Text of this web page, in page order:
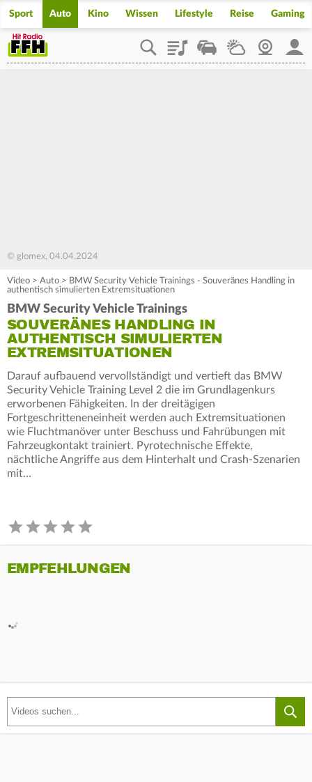
Sport Auto Kino Wissen Lifestyle Reise Gaming
PlaylistStaupilotWetterWebcam
© glomex, 04.04.2024
Video > Auto > BMW Security Vehicle Trainings - Souveränes Handling in
authentisch simulierten Extremsituationen
BMW Security Vehicle Trainings
SOUVERÄNES HANDLING IN
AUTHENTISCH SIMULIERTEN
EXTREMSITUATIONEN
Darauf aufbauend vervollständigt und vertieft das BMW
Security Vehicle Training Level 2 die im Grundlagenkurs
erworbenen Fähigkeiten. In der dreitägigen
Fortgeschritteneneinheit werden auch Extremsituationen
wie Fluchtmanöver unter Beschuss und Fahrübungen mit
Fahrzeugkontakt trainiert. Pyrotechnische Effekte,
nächtliche Angriffe aus dem Hinterhalt und Crash-Szenarien
mit…
EMPFEHLUNGEN